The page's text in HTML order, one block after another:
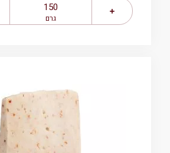
גרם